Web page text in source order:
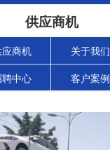
供应商机
应商机 关于我们
聘中心 客户案例